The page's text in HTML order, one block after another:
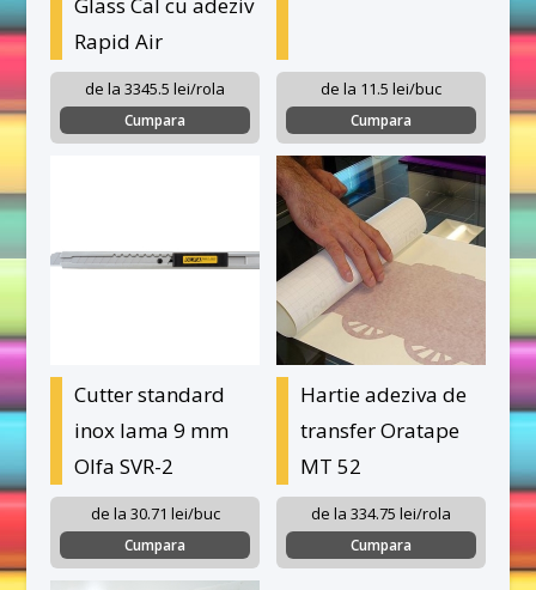
Glass Cal cu adeziv
Rapid Air
de la 3345.5 lei/rola
Cumpara
de la 11.5 lei/buc
Cumpara
Cutter standard
inox lama 9 mm
Olfa SVR-2
de la 30.71 lei/buc
Cumpara
Hartie adeziva de
transfer Oratape
MT 52
de la 334.75 lei/rola
Cumpara